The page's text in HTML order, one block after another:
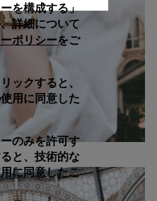
を構成する」
詳細について
ポリシーをご
ックすると、
用に同意した
のみを許可す
と、技術的な
に同意したこ